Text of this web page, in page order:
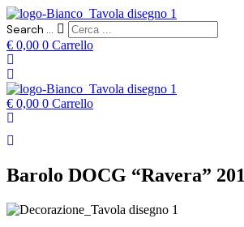
Search ...
€ 0,00 0 Carrello
€ 0,00 0 Carrello
Barolo DOCG “Ravera”